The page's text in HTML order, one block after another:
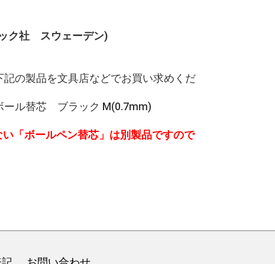
ク社 スウェーデン)
記の製品を文具店などでお買い求めくだ
ル替芯 ブラック M(0.7mm)
「ボールペン替芯」は別製品ですので